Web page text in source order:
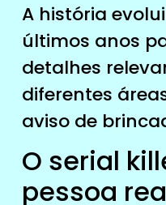
A história
últimos anos
detalhes
diferentes
aviso de
O serial
pessoa